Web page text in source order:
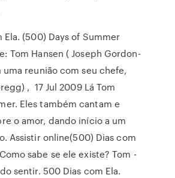
Ela. (500) Days of Summer
Tom Hansen ( Joseph Gordon-
reunião com seu chefe,
, 17 Jul 2009 Lá Tom
Eles também cantam e
o amor, dando início a um
Assistir online(500) Dias com
sabe se ele existe? Tom -
sentir. 500 Dias com Ela.